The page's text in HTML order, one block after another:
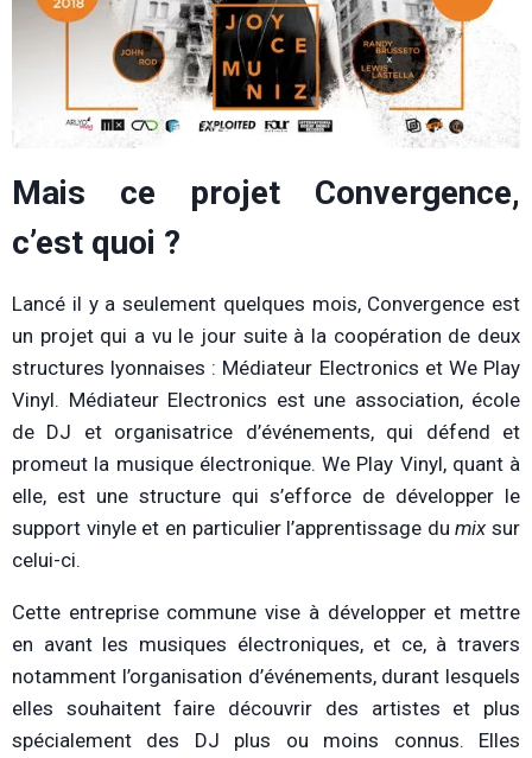
Mais ce projet Convergence,
c’est quoi ?
Lancé il y a seulement quelques mois, Convergence est
un projet qui a vu le jour suite à la coopération de deux
structures lyonnaises : Médiateur Electronics et We Play
Vinyl. Médiateur Electronics est une association, école
de DJ et organisatrice d’événements, qui défend et
promeut la musique électronique. We Play Vinyl, quant à
elle, est une structure qui s’efforce de développer le
support vinyle et en particulier l’apprentissage dumixsur
celui-ci.
Cette entreprise commune vise à développer et mettre
en avant les musiques électroniques, et ce, à travers
notamment l’organisation d’événements, durant lesquels
elles souhaitent faire découvrir des artistes et plus
spécialement des DJ plus ou moins connus. Elles